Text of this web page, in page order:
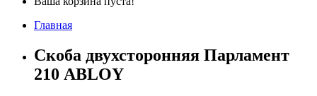
Главная
Скоба двухсторонняя Парламент
210 ABLOY